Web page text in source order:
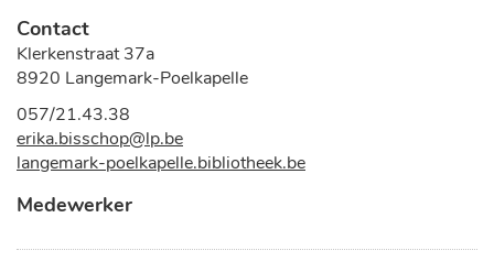
Contact
Adres
Klerkenstraat 37a
,8920 Langemark-Poelkapelle
Tel.
057/21.43.38
E-
mail
erika.bisschop@lp.be
Website
langemark-poelkapelle.bibliotheek.be
Functies
Medewerker